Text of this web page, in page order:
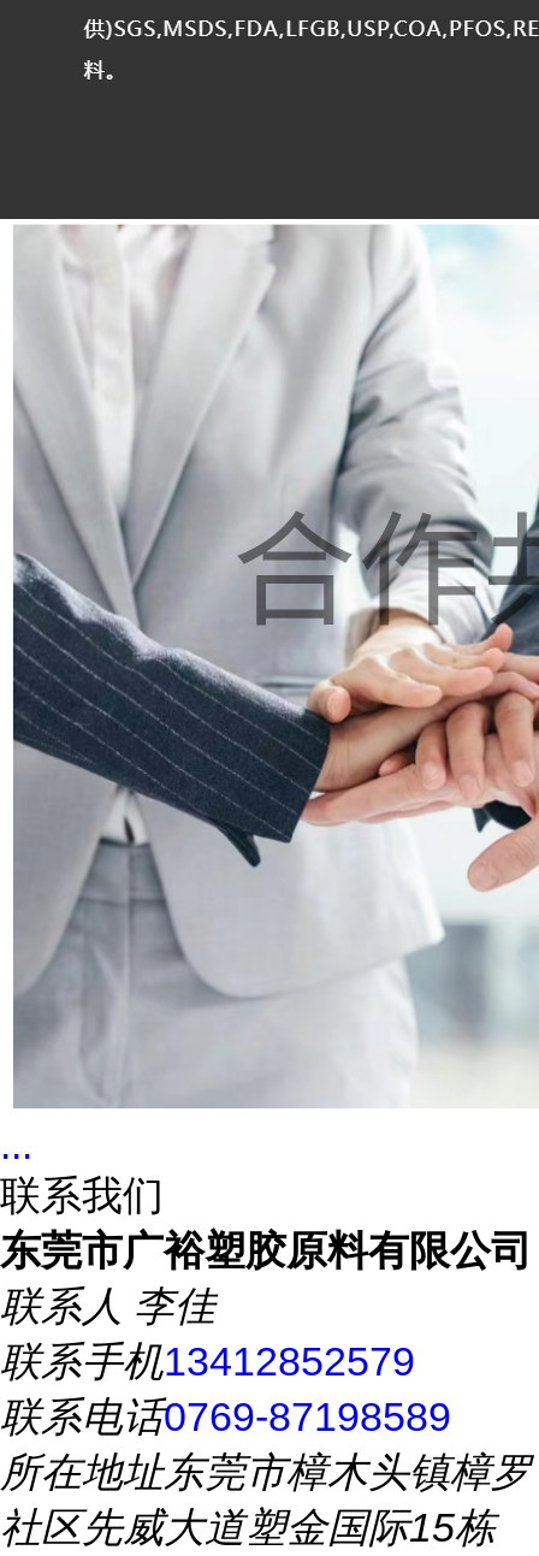
...
联系我们
东莞市广裕塑胶原料有限公司
联系人 李佳
联系手机13412852579
联系电话0769-87198589
所在地址东莞市樟木头镇樟罗
社区先威大道塑金国际15栋